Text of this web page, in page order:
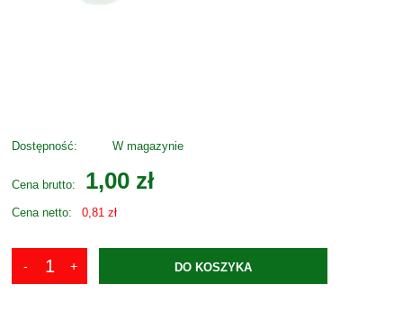
Dostępność: W magazynie
Cena brutto: 1,00 zł
Cena netto: 0,81 zł
DO KOSZYKA